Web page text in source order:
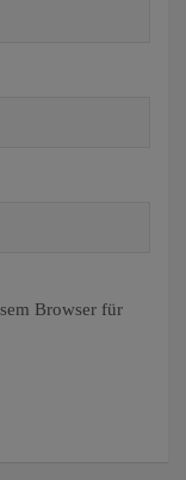
Browser für